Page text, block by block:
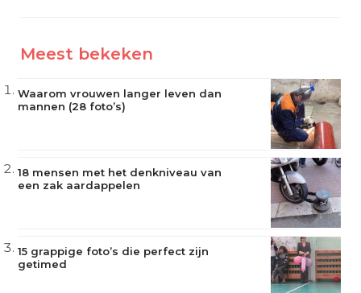
Meest bekeken
Waarom vrouwen langer leven dan
mannen (28 foto’s)
18 mensen met het denkniveau van
een zak aardappelen
15 grappige foto’s die perfect zijn
getimed